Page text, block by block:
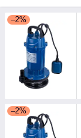
–2%
–2%